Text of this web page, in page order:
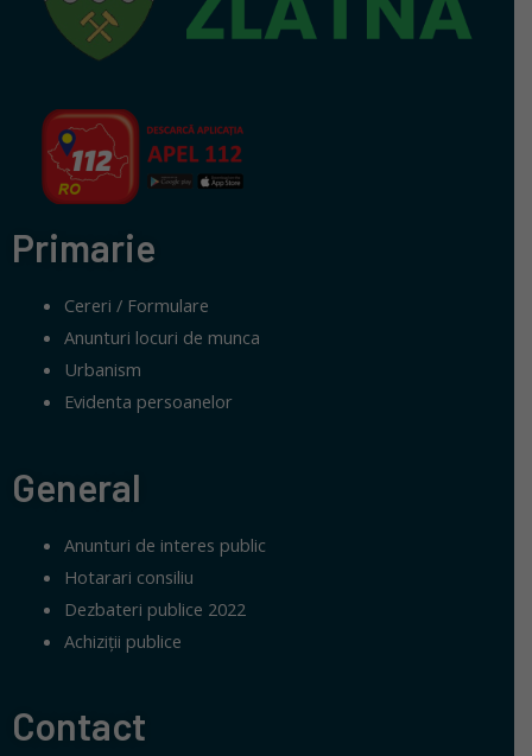
Primarie
Cereri / Formulare
Anunturi locuri de munca
Urbanism
Evidenta persoanelor
General
Anunturi de interes public
Hotarari consiliu
Dezbateri publice 2022
Achiziții publice
Contact